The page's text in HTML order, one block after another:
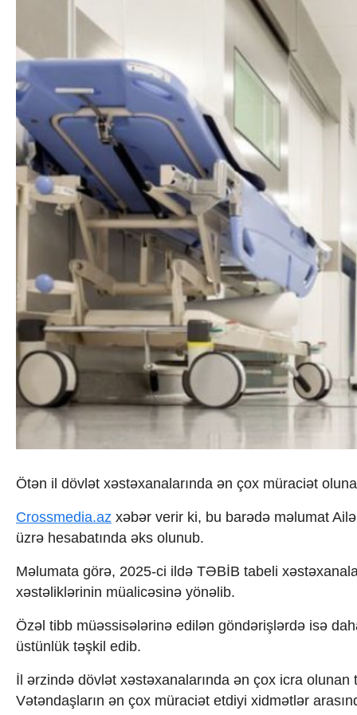
İqtisadi
Sosioloji
Araşdırma
Multimedia
Foto
Video
İnfoqrafika
Podcast
Humanitar
Elm və təhsil
Mədəniyyət
Yüksəliş hekayəsi
Mədəniyyətimizin Zəfəri
Zəfər Diasporu
Səhiyyə
Ailə və uşaq
Turizm
İqtisadiyyat
İqtisadi xəbərlər
Energetika
Neft-qaz
Əmək və sosial siyasət
Kənd təsərrüfatı
Telekommunikasiya və nəqliyyat
Cəmiyyət
Crossmedia.az - 1 yaş
Məhkəmə və hüquq
Ekologiya
Gənclər və İdman
Media və QHT
Sağlamlıq
Sosium
Ötən il dövlət xəstəxanalarında ən çox müraciət
Crossmedia.az xəbər verir ki, bu barədə məlumat
üzrə hesabatında əks olunub.
Məlumata görə, 2025-ci ildə TƏBİB tabeli
xəstəliklərinin müalicəsinə yönəlib.
Özəl tibb müəssisələrinə edilən göndərişlərdə isə
üstünlük təşkil edib.
İl ərzində dövlət xəstəxanalarında ən çox icra
Vətəndaşların ən çox müraciət etdiyi xidmətlər
vəsaitlərin